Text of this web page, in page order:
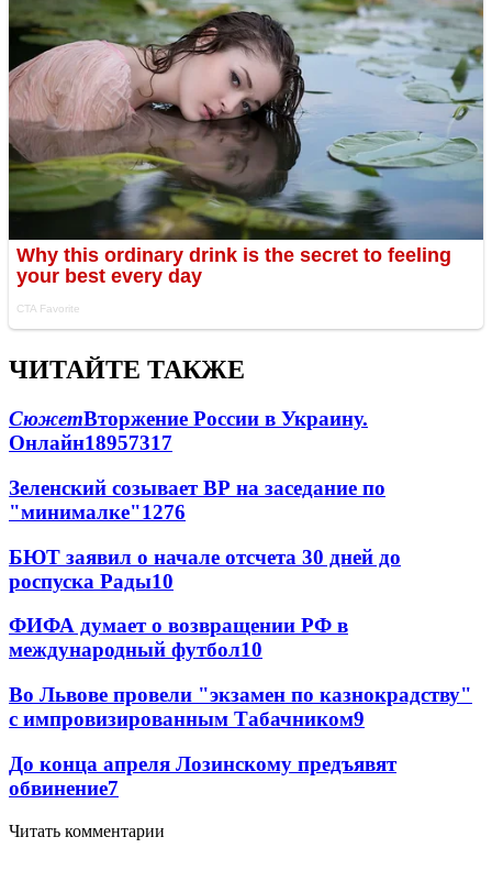
ЧИТАЙТЕ ТАКЖЕ
СюжетВторжение России в Украину.
Онлайн18957317
Зеленский созывает ВР на заседание по
"минималке"1276
БЮТ заявил о начале отсчета 30 дней до
роспуска Рады10
ФИФА думает о возвращении РФ в
международный футбол10
Во Львове провели "экзамен по казнокрадству"
с импровизированным Табачником9
До конца апреля Лозинскому предъявят
обвинение7
Читать комментарии